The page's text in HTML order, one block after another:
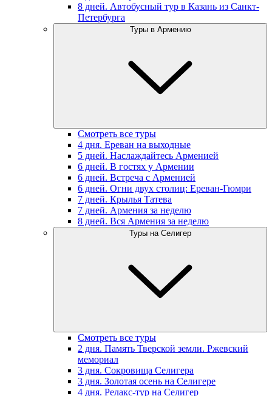
8 дней. Автобусный тур в Казань из Санкт-
Петербурга
Туры в Армению
Смотреть все туры
4 дня. Ереван на выходные
5 дней. Наслаждайтесь Арменией
6 дней. В гостях у Армении
6 дней. Встреча с Арменией
6 дней. Огни двух столиц: Ереван-Гюмри
7 дней. Крылья Татева
7 дней. Армения за неделю
8 дней. Вся Армения за неделю
Туры на Селигер
Смотреть все туры
2 дня. Память Тверской земли. Ржевский
мемориал
3 дня. Сокровища Селигера
3 дня. Золотая осень на Селигере
4 дня. Релакс-тур на Селигер